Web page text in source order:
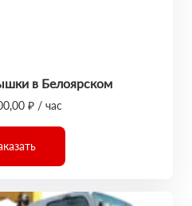
в Белоярском
₽ / час